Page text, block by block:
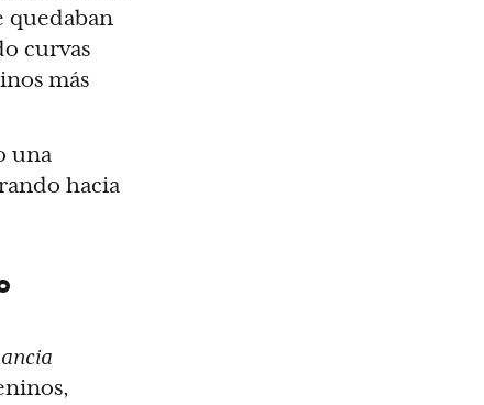
quedaban
curvas
más
una
hacia